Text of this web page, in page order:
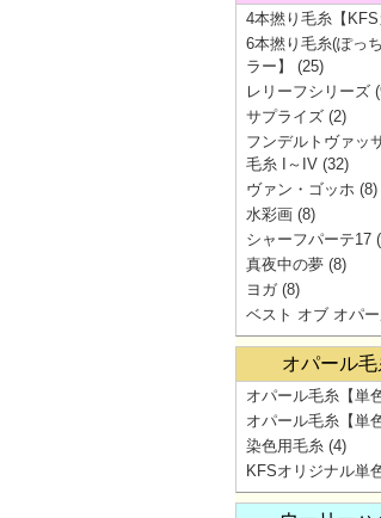
4本撚り毛糸【KFS
6本撚り毛糸(ぽっ
ラー】
(25)
レリーフシリーズ
サプライズ (2)
フンデルトヴァッ
毛糸 I～IV (32)
ヴァン・ゴッホ (8)
水彩画 (8)
シャーフパーテ17
真夜中の夢 (8)
ヨガ(8)
ベスト オブ オパ
オパール毛
オパール毛糸【単
オパール毛糸【単
染色用毛糸 (4)
KFSオリジナル単